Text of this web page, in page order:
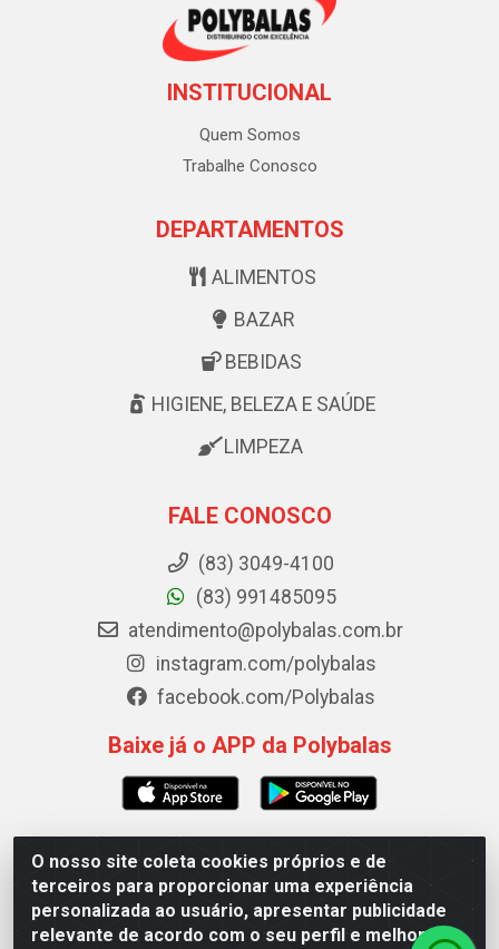
O nosso site coleta cookies próprios e de
terceiros para proporcionar uma experiência
personalizada ao usuário, apresentar publicidade
relevante de acordo com o seu perfil e melhorar a
INSTITUCIONAL
Quem Somos
Trabalhe Conosco
DEPARTAMENTOS
ALIMENTOS
BAZAR
BEBIDAS
HIGIENE, BELEZA E SAÚDE
LIMPEZA
FALE CONOSCO
(83) 3049-4100
(83) 991485095
atendimento@polybalas.com.br
instagram.com/polybalas
facebook.com/Polybalas
Baixe já o APP da Polybalas
Polybalas - Rua João Miguel de Souza, 173 Galpão B -
Ernesto Geisel, João Pessoa/PB - CEP 58.075-075 - CNPJ
00.909.327/0002-61